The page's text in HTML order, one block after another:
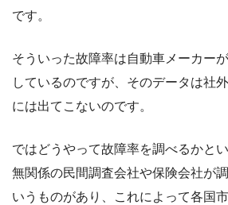
です。
そういった故障率は自動車メーカー
しているのですが、そのデータは社
には出てこないのです。
ではどうやって故障率を調べるかと
無関係の民間調査会社や保険会社が
いうものがあり、これによって各国